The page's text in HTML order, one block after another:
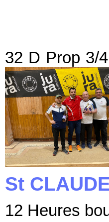
32 D
St
12 Heures